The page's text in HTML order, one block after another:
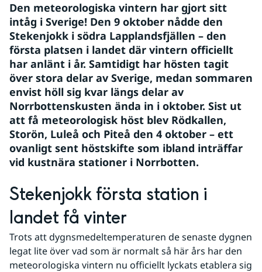
Den meteorologiska vintern har gjort sitt
intåg i Sverige! Den 9 oktober nådde den
Stekenjokk i södra Lapplandsfjällen – den
första platsen i landet där vintern officiellt
har anlänt i år. Samtidigt har hösten tagit
över stora delar av Sverige, medan sommaren
envist höll sig kvar längs delar av
Norrbottenskusten ända in i oktober. Sist ut
att få meteorologisk höst blev Rödkallen,
Storön, Luleå och Piteå den 4 oktober – ett
ovanligt sent höstskifte som ibland inträffar
vid kustnära stationer i Norrbotten.
Stekenjokk första station i
landet få vinter
Trots att dygnsmedeltemperaturen de senaste dygnen
legat lite över vad som är normalt så här års har den
meteorologiska vintern nu officiellt lyckats etablera sig